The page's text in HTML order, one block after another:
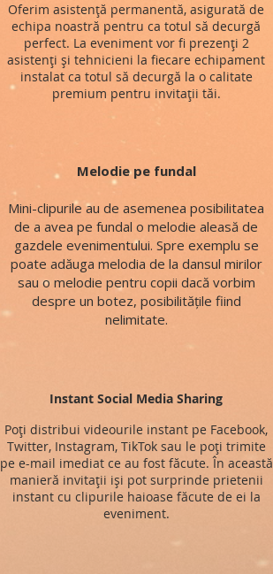
Oferim asistență permanentă, asigurată de
echipa noastră pentru ca totul să decurgă
perfect. La eveniment vor fi prezenți 2
asistenți și tehnicieni la fiecare echipament
instalat ca totul să decurgă la o calitate
premium pentru invitații tăi.
Melodie pe fundal
Mini-clipurile au de asemenea posibilitatea
de a avea pe fundal o melodie aleasă de
gazdele evenimentului. Spre exemplu se
poate adăuga melodia de la dansul mirilor
sau o melodie pentru copii dacă vorbim
despre un botez, posibilitățile fiind
nelimitate.
Instant Social Media Sharing
Poți distribui videourile instant pe Facebook,
Twitter, Instagram, TikTok sau le poți trimite
pe e-mail imediat ce au fost făcute. În această
manieră invitații iși pot surprinde prietenii
instant cu clipurile haioase făcute de ei la
eveniment.